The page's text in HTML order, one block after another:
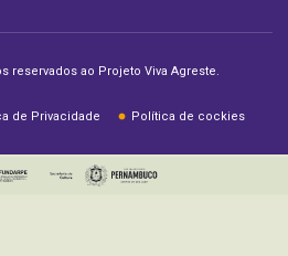
reservados ao Projeto Viva Agreste.
de Privacidade Política de cockies